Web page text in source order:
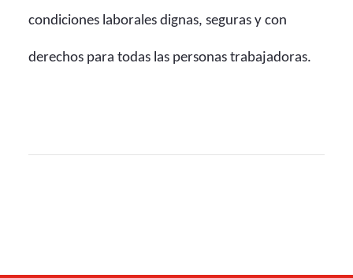
condiciones laborales dignas, seguras y con
derechos para todas las personas trabajadoras.